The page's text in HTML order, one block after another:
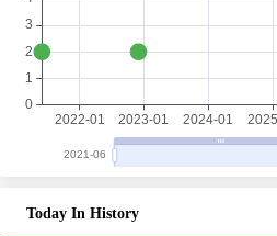
Today In History